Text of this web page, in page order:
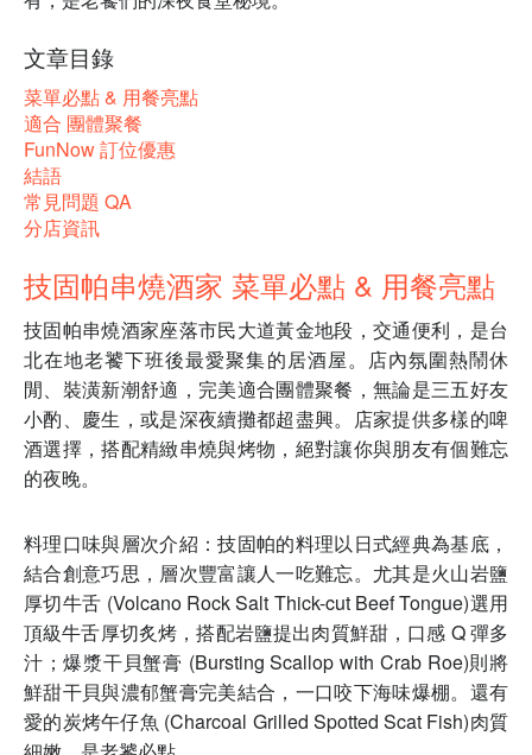
文章目錄
菜單必點 & 用餐亮點
適合 團體聚餐
FunNow 訂位優惠
結語
常見問題 QA
分店資訊
技固帕串燒酒家 菜單必點 & 用餐亮點
技固帕串燒酒家座落市民大道黃金地段，交通便利，是台
北在地老饕下班後最愛聚集的居酒屋。店內氛圍熱鬧休
閒、裝潢新潮舒適，完美適合團體聚餐，無論是三五好友
小酌、慶生，或是深夜續攤都超盡興。店家提供多樣的啤
酒選擇，搭配精緻串燒與烤物，絕對讓你與朋友有個難忘
的夜晚。
料理口味與層次介紹：技固帕的料理以日式經典為基底，
結合創意巧思，層次豐富讓人一吃難忘。尤其是火山岩鹽
厚切牛舌 (Volcano Rock Salt Thick-cut Beef Tongue)選用
頂級牛舌厚切炙烤，搭配岩鹽提出肉質鮮甜，口感 Q 彈多
汁；爆漿干貝蟹膏 (Bursting Scallop with Crab Roe)則將
鮮甜干貝與濃郁蟹膏完美結合，一口咬下海味爆棚。還有
愛的炭烤午仔魚 (Charcoal Grilled Spotted Scat Fish)肉質